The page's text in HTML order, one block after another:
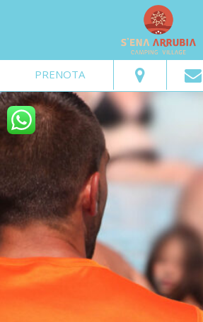
PRENOTA
Adultos: Niños:
Pedir Disponibilidad
Pedir información